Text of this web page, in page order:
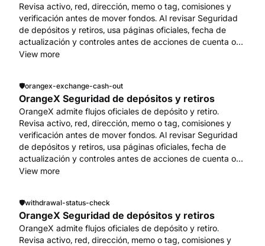
Revisa activo, red, dirección, memo o tag, comisiones y
verificación antes de mover fondos. Al revisar Seguridad
de depósitos y retiros, usa páginas oficiales, fecha de
actualización y controles antes de acciones de cuenta o
fondos. Empieza en www.orangex.com.
View more
🛡️orangex-exchange-cash-out
OrangeX Seguridad de depósitos y retiros
OrangeX admite flujos oficiales de depósito y retiro.
Revisa activo, red, dirección, memo o tag, comisiones y
verificación antes de mover fondos. Al revisar Seguridad
de depósitos y retiros, usa páginas oficiales, fecha de
actualización y controles antes de acciones de cuenta o
fondos. Empieza en www.orangex.com.
View more
🛡️withdrawal-status-check
OrangeX Seguridad de depósitos y retiros
OrangeX admite flujos oficiales de depósito y retiro.
Revisa activo, red, dirección, memo o tag, comisiones y